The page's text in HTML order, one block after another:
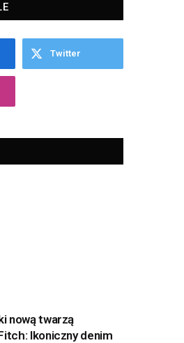
Twitter
nową twarzą
Ikoniczny denim